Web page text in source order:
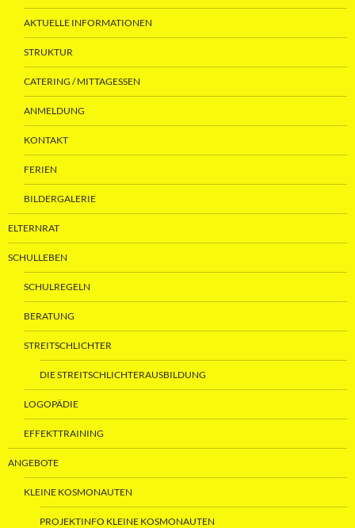
AKTUELLE INFORMATIONEN
STRUKTUR
CATERING / MITTAGESSEN
ANMELDUNG
KONTAKT
FERIEN
BILDERGALERIE
ELTERNRAT
SCHULLEBEN
SCHULREGELN
BERATUNG
STREITSCHLICHTER
DIE STREITSCHLICHTERAUSBILDUNG
LOGOPÄDIE
EFFEKTTRAINING
ANGEBOTE
KLEINE KOSMONAUTEN
PROJEKTINFO KLEINE KOSMONAUTEN